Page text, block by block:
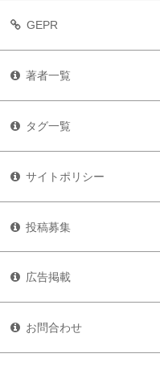
GEPR
著者一覧
タグ一覧
サイトポリシー
投稿募集
広告掲載
お問合わせ